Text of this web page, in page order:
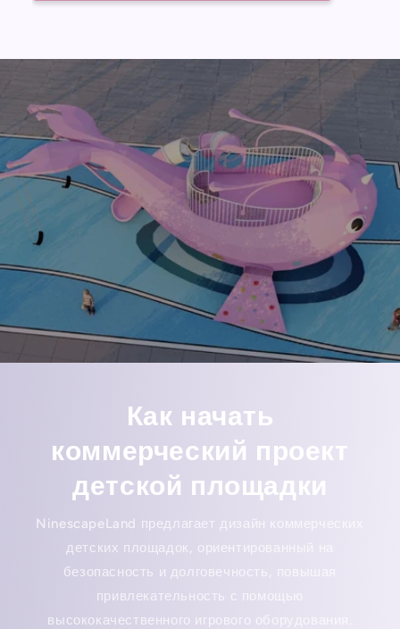
Как начать
коммерческий проект
детской площадки
NinescapeLand предлагает дизайн коммерческих
детских площадок, ориентированный на
безопасность и долговечность, повышая
привлекательность с помощью
высококачественного игрового оборудования.